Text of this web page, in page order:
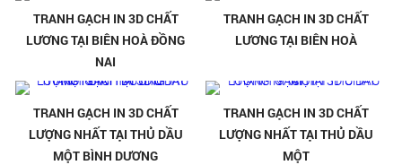
TRANH GẠCH IN 3D CHẤT
LƯƠNG TẠI BIÊN HOÀ ĐỒNG
NAI
TRANH GẠCH IN 3D CHẤT
LƯƠNG TẠI BIÊN HOÀ
TRANH GẠCH IN 3D CHẤT
LƯỢNG NHẤT TẠI THỦ DẦU
MỘT BÌNH DƯƠNG
TRANH GẠCH IN 3D CHẤT
LƯỢNG NHẤT TẠI THỦ DẦU
MỘT